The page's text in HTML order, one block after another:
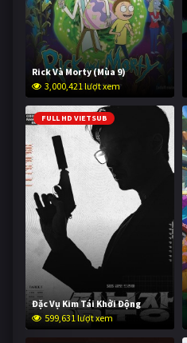
Rick Và Morty (Mùa 9)
3,000,421 lượt xem
FULL HD VIETSUB
Đặc Vụ Kim Tái Khởi Động
599,631 lượt xem